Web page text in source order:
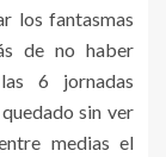
los fantasmas
de no haber
6 jornadas
sin ver
medias el